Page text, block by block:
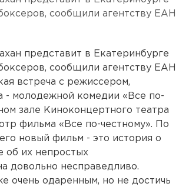
сообщили агентству ЕАН
представит в Екатеринбурге
сообщили агентству ЕАН
встреча с режиссером,
- молодежной комедии «Все по-
зале Киноконцертного театра
фильма «Все по-честному». По
новый фильм - это история о
об их непростых
довольно несправедливо.
очень одаренным, но не достичь